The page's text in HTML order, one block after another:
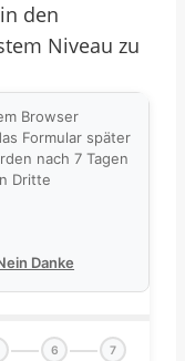
den
Niveau zu
Browser
Formular später
nach 7 Tagen
Dritte
Danke
6 7